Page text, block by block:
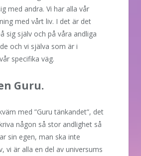
med andra. Vi har alla vår
med vårt liv. I det är det
sig själv och på våra andliga
och vi själva som är i
specifika väg.
Guru.
med ”Guru tänkandet”, det
någon så stor andlighet så
sin egen, man ska inte
vi är alla en del av universums